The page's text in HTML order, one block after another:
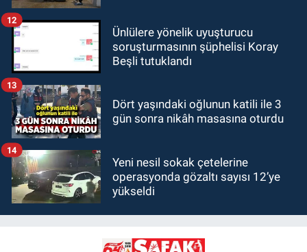
Ünlülere yönelik uyuşturucu
soruşturmasının şüphelisi Koray
Beşli tutuklandı
12
Dört yaşındaki oğlunun katili ile 3
gün sonra nikâh masasına oturdu
13
Yeni nesil sokak çetelerine
operasyonda gözaltı sayısı 12’ye
yükseldi
14